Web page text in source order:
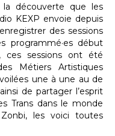
découverte que les
KEXP envoie depuis
des sessions
programmé·es début
ces sessions ont été
Métiers Artistiques
une à une au de
de partager l’esprit
Trans dans le monde
les voici toutes